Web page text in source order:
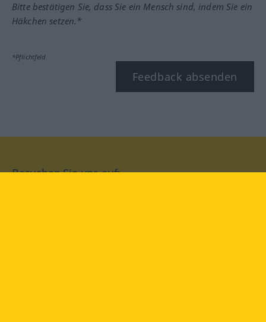
Bitte bestätigen Sie, dass Sie ein Mensch sind, indem Sie ein
Häkchen setzen.*
*Pflichtfeld
Feedback absenden
Besuchen Sie uns auf: